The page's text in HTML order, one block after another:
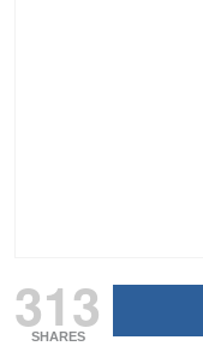
313
SHARES